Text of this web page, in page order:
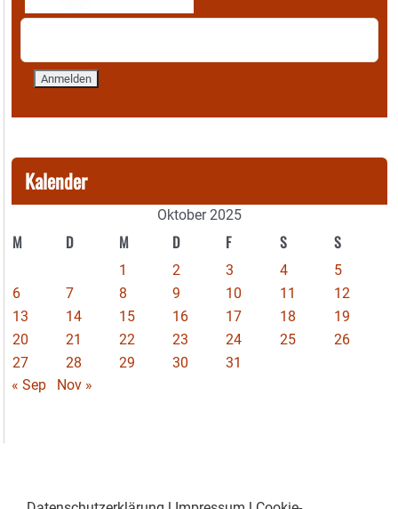
Kalender
Oktober 2025
M D M D F S S
1 2 3 4
5
6
7 8 9 10 11
12
13
14 15 16 17 18
19
20
21 22 23 24 25
26
27
28 29 30
31
« Sep
Nov »